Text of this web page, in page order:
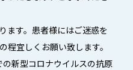
ます。患者様にはご迷惑を
程宜しくお願い致します。
新型コロナウイルスの抗原